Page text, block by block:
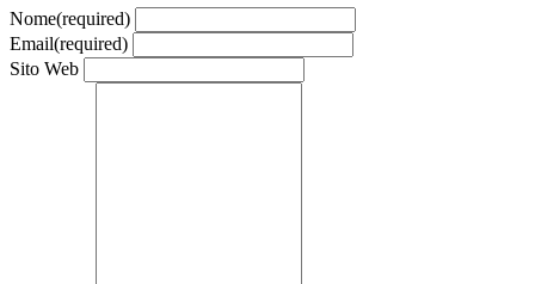
Nome(required)
Email(required)
Sito Web